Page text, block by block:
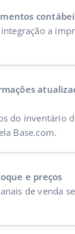
a
do inventário
Base.com.
e preços
de venda